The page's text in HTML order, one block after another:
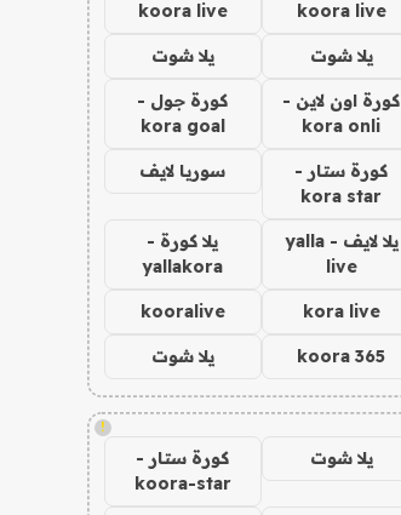
koora live
koora live
يلا شوت يلا شوت
كورة اون لاين -
kora onli
كورة جول -
kora goal
كورة ستار -
kora star
سوريا لايف
يلا لايف - yalla
live
يلا كورة -
yallakora
kora live
kooralive
koora 365 يلا شوت
!
يلا شوت
كورة ستار -
koora-star